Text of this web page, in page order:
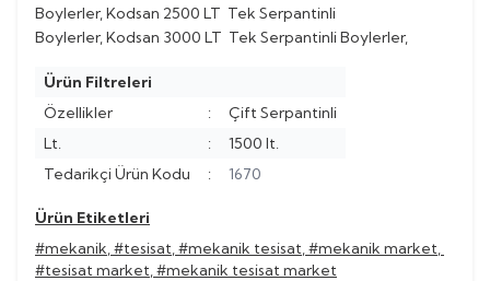
Boylerler, Kodsan 2500 LT Tek Serpantinli
Boylerler, Kodsan 3000 LT Tek Serpantinli Boylerler,
Ürün Filtreleri
Özellikler
:
Çift Serpantinli
Lt.
:
1500 lt.
Tedarikçi Ürün Kodu
: 1670
Ürün Etiketleri
#mekanik,#tesisat,#mekanik tesisat,#mekanik market,
#tesisat market,#mekanik tesisat market